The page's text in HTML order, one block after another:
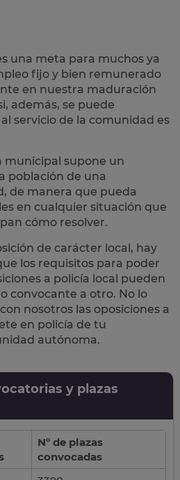
una meta para muchos ya
fijo y bien remunerado
en nuestra maduración
además, se puede
servicio de la comunidad es
municipal supone un
población de una
de manera que pueda
en cualquier situación que
cómo resolver.
de carácter local, hay
los requisitos para poder
a policía local pueden
convocante a otro. No lo
nosotros las oposiciones a
en policía de tu
autónoma.
y plazas
Nº de plazas
convocadas